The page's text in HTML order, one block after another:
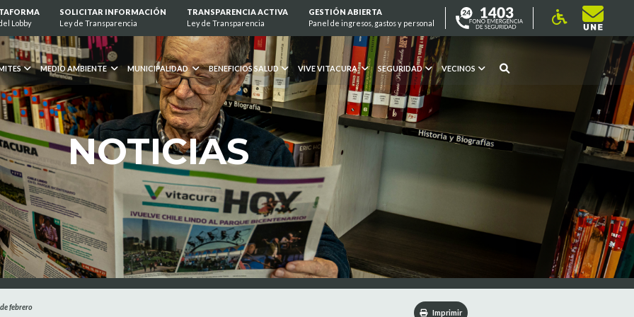
Lobby
SOLICITAR INFORMACIÓN
Ley de Transparencia
TRANSPARENCIA ACTIVA
Ley de Transparencia
GESTIÓN ABIERTA
Panel de ingresos, gastos y personal
MEDIO AMBIENTE MUNICIPALIDAD BENEFICIOS SALUD VIVE VITACURA SEGURIDAD VECINOS
NOTICIAS
febrero
Imprimir